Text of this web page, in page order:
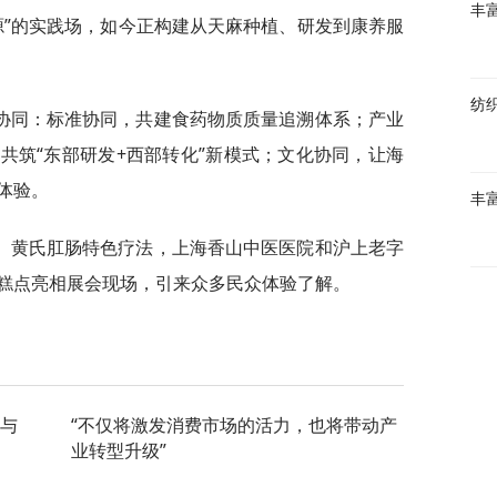
的实践场，如今正构建从天麻种植、研发到康养服
：标准协同，共建食药物质质量追溯体系；产业
筑“东部研发+西部转化”新模式；文化协同，让海
。
氏肛肠特色疗法，上海香山中医医院和沪上老字
亮相展会现场，引来众多民众体验了解。
“不仅将激发消费市场的活力，也将带动产
业转型升级”
丰
纺
丰